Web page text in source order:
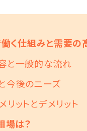
く仕組みと需要の
と一般的な流れ
今後のニーズ
ットとデメリット
場は？